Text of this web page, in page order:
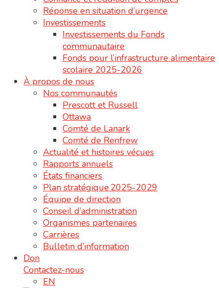
Réponse en situation d’urgence
Investissements
Investissements du Fonds
communautaire
Fonds pour l’infrastructure alimentaire
scolaire 2025-2026
À propos de nous
Nos communautés
Prescott et Russell
Ottawa
Comté de Lanark
Comté de Renfrew
Actualité et histoires vécues
Rapports annuels
États financiers
Plan stratégique 2025-2029
Équipe de direction
Conseil d’administration
Organismes partenaires
Carrières
Bulletin d’information
Don
Contactez-nous
EN